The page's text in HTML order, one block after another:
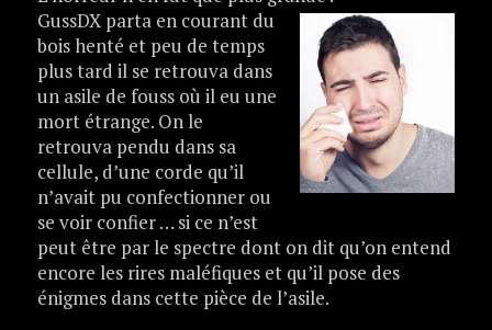
GussDX parta en courant du
bois henté et peu de temps
plus tard il se retrouva dans
un asile de fouss où il eu une
mort étrange. On le
retrouva pendu dans sa
cellule, d’une corde qu’il
n’avait pu confectionner ou
se voir confier … si ce n’est
peut être par le spectre dont on dit qu’on entend
encore les rires maléfiques et qu’il pose des
énigmes dans cette pièce de l’asile.